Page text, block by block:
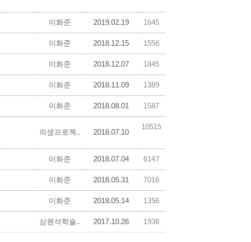
이화준 2019.02.19 1645
이화준 2018.12.15 1556
이화준 2018.12.07 1845
이화준 2018.11.09 1389
이화준 2018.08.01 1587
의생프로젝.. 2018.07.10
10515
이화준 2018.07.04 6147
이화준 2018.05.31 7016
이화준 2018.05.14 1356
심원석학술.. 2017.10.26 1938